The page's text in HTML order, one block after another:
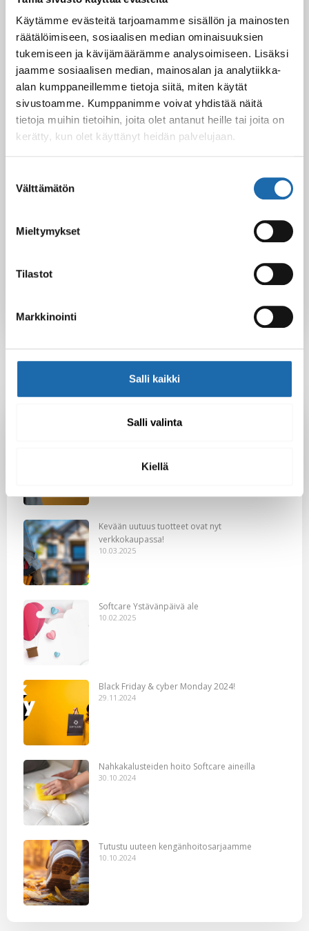
Käytämme evästeitä tarjoamamme sisällön ja mainosten
räätälöimiseen, sosiaalisen median ominaisuuksien
tukemiseen ja kävijämäärämme analysoimiseen. Lisäksi
jaamme sosiaalisen median, mainosalan ja analytiikka-
alan kumppaneillemme tietoja siitä, miten käytät
sivustoamme. Kumppanimme voivat yhdistää näitä
tietoja muihin tietoihin, joita olet antanut heille tai joita on
kerätty, kun olet käyttänyt heidän palvelujaan.
valinta
Välttämätön
Mieltymykset
Tilastot
Markkinointi
Salli kaikki
Salli valinta
Kiellä
Kevään uutuus tuotteet ovat nyt
verkkokaupassa!
10.03.2025
Softcare Ystävänpäivä ale
10.02.2025
Black Friday & cyber Monday 2024!
29.11.2024
Nahkakalusteiden hoito Softcare aineilla
30.10.2024
Tutustu uuteen kengänhoitosarjaamme
10.10.2024